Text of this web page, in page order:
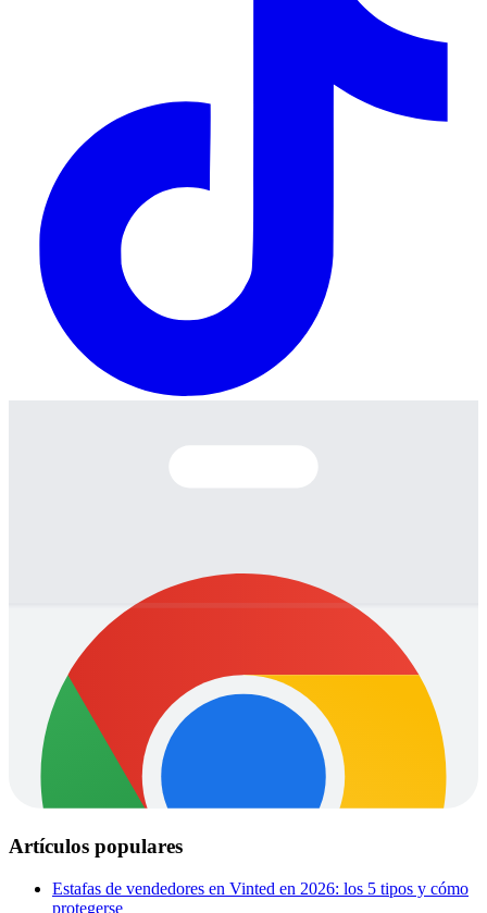
Artículos populares
Estafas de vendedores en Vinted en 2026: los 5 tipos y cómo
protegerse